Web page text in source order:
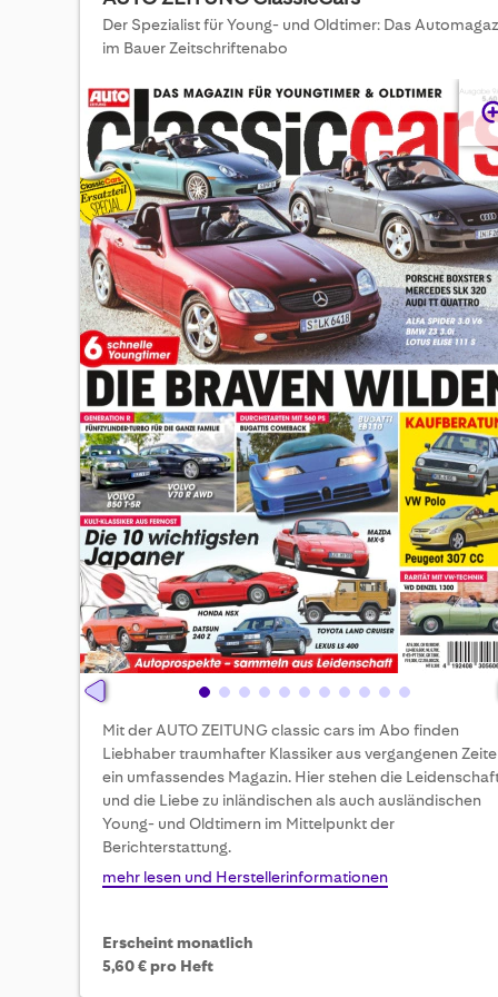
Der Spezialist für Young- und Oldtimer: Das
im Bauer Zeitschriftenabo
Skip
to
the
end
of
the
images
gallery
beginning
images
gallery
Mit der AUTO ZEITUNG classic cars im Abo finden
Liebhaber traumhafter Klassiker aus vergangenen
ein umfassendes Magazin. Hier stehen die
und die Liebe zu inländischen als auch ausländischen
Young- und Oldtimern im Mittelpunkt der
Berichterstattung.
mehr lesen und Herstellerinformationen
Erscheint monatlich
5,60 € pro Heft